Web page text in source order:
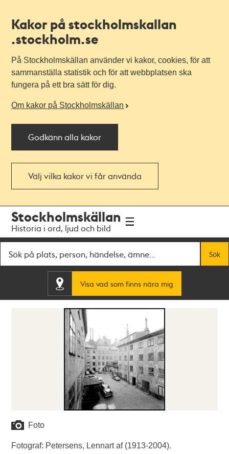
Kakor på stockholmskallan
.stockholm.se
På Stockholmskällan använder vi kakor, cookies, för att
sammanställa statistik och för att webbplatsen ska
fungera på ett bra sätt för dig.
Om kakor på Stockholmskällan
Godkänn alla kakor
Välj vilka kakor vi får använda
navigationen
huvudinnehållet
Stockholmskällan
Historia i ord, ljud och bild
Sök
Visa vad som finns nära mig
Foto
Fotograf: Petersens, Lennart af (1913-2004).